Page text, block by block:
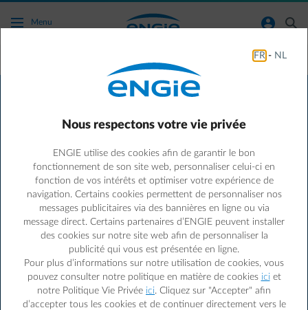
Accéder au contenu principal
Menu normal-account-circle search
Vous aimez les bonnes affaires ?
Profitez de réductions
exclusives chez nos partenaires et adoptez des habitudes
économes avec nos offres sur les lampes LED,
électroménagers A+, aides aux travaux, et bien plus encore...
Consultez notre offre d'avantages et commencez à
économiser dès maintenant !
Economisez de l'énergie et de l'argent avec la Smart App
Découvrez laSmart Appet prenez ainsi le contrôle total de
votre consommation d'énergie et de vos coûts.
FR - NL
Nous respectons votre vie privée
ENGIE utilise des cookies afin de garantir le bon
fonctionnement de son site web, personnaliser celui-ci en
fonction de vos intérêts et optimiser votre expérience de
navigation. Certains cookies permettent de personnaliser nos
messages publicitaires via des bannières en ligne ou via
message direct. Certains partenaires d’ENGIE peuvent installer
des cookies sur notre site web afin de personnaliser la
publicité qui vous est présentée en ligne.
Pour plus d’informations sur notre utilisation de cookies, vous
pouvez consulter notre politique en matière de cookies ici et
notre Politique Vie Privée ici. Cliquez sur "Accepter" afin
d’accepter tous les cookies et de continuer directement vers le